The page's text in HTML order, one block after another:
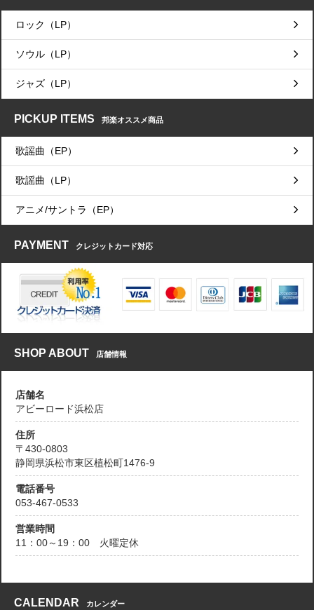
ロック（LP）
ソウル（LP）
ジャズ（LP）
PICKUP ITEMS 邦楽オススメ商品
歌謡曲（EP）
歌謡曲（LP）
アニメ/サントラ（EP）
PAYMENT クレジットカード対応
SHOP ABOUT 店舗情報
店舗名
アビーロード浜松店
住所
〒430-0803
静岡県浜松市東区植松町1476-9
電話番号
053-467-0533
営業時間
11：00～19：00 火曜定休
CALENDAR カレンダー